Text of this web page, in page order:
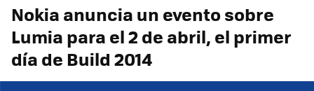
Nokia anuncia un evento sobre
Lumia para el 2 de abril, el primer
día de Build 2014